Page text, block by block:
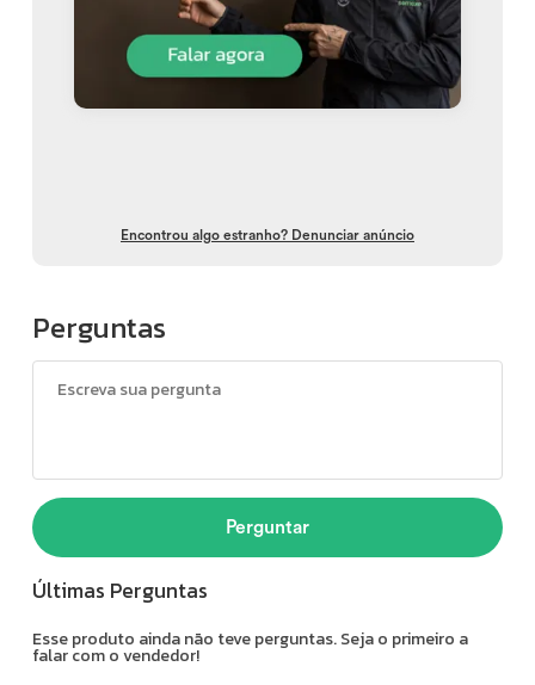
Perguntas
Perguntar
Últimas Perguntas
Esse produto ainda não teve perguntas. Seja o primeiro a
falar com o vendedor!
Encontrou algo estranho? Denunciar anúncio